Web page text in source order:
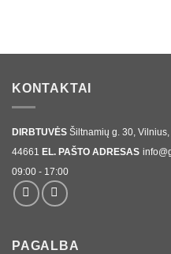
KONTAKTAI
DIRBTUVĖS Šiltnamių g. 30, Vilnius,
44661 EL. PAŠTO ADRESAS
09:00 - 17:00
PAGALBA